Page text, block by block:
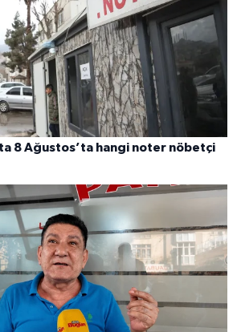
8 Ağustos’ta hangi noter nöbetçi